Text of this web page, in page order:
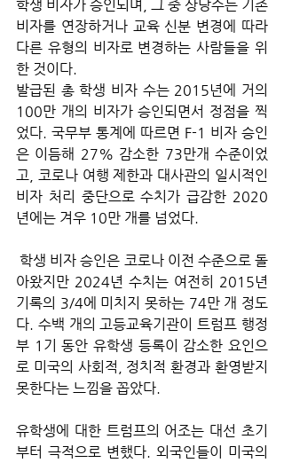
학생 비자가 승인되며, 그 중 상당수는 기존
비자를 연장하거나 교육 신분 변경에 따라
다른 유형의 비자로 변경하는 사람들을 위
한 것이다.
발급된 총 학생 비자 수는 2015년에 거의
100만 개의 비자가 승인되면서 정점을 찍
었다. 국무부 통계에 따르면 F-1 비자 승인
은 이듬해 27% 감소한 73만개 수준이었
고, 코로나 여행 제한과 대사관의 일시적인
비자 처리 중단으로 수치가 급감한 2020
년에는 겨우 10만 개를 넘었다.
학생 비자 승인은 코로나 이전 수준으로 돌
아왔지만 2024년 수치는 여전히 2015년
기록의 3/4에 미치지 못하는 74만 개 정도
다. 수백 개의 고등교육기관이 트럼프 행정
부 1기 동안 유학생 등록이 감소한 요인으
로 미국의 사회적, 정치적 환경과 환영받지
못한다는 느낌을 꼽았다.
유학생에 대한 트럼프의 어조는 대선 초기
부터 극적으로 변했다. 외국인들이 미국의